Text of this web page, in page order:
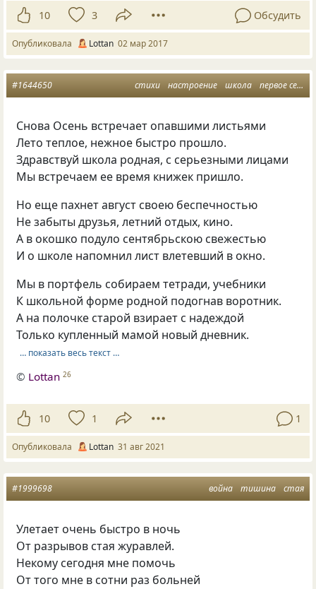
10 3 Обсудить
Опубликовала Lottan 02 мар 2017
стихи настроение школа первое сентября
#1644650
Снова Осень встречает опавшими листьями
Лето теплое, нежное быстро прошло.
Здравствуй школа родная, с серьезными лицами
Мы встречаем ее время книжек пришло.
Но еще пахнет август своею беспечностью
Не забыты друзья, летний отдых, кино.
А в окошко подуло сентябрьскою свежестью
И о школе напомнил лист влетевший в окно.
Мы в портфель собираем тетради, учебники
К школьной форме родной подогнав воротник.
А на полочке старой взирает с надеждой
Только купленный мамой новый дневник.
… показать весь текст …
© Lottan 26
10 1 1
Опубликовала Lottan 31 авг 2021
война тишина стая
#1999698
Улетает очень быстро в ночь
От разрывов стая журавлей.
Некому сегодня мне помочь
От того мне в сотни раз больней